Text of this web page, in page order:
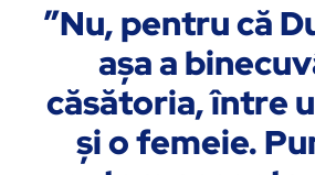
”Nu, pentru că
aşa a
căsătoria, între
şi o femeie.